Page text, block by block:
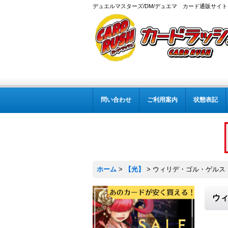
デュエルマスターズ/DM/デュエマ カード通販サイト
問い合わせ ご利用案内 状態表記
ホーム > 【光】 > ウィリデ・ゴル・ゲルス
ウ